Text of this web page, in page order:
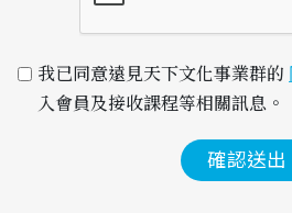
我已同意遠見天下文化事業群的
入會員及接收課程等相關訊息。
確認送出